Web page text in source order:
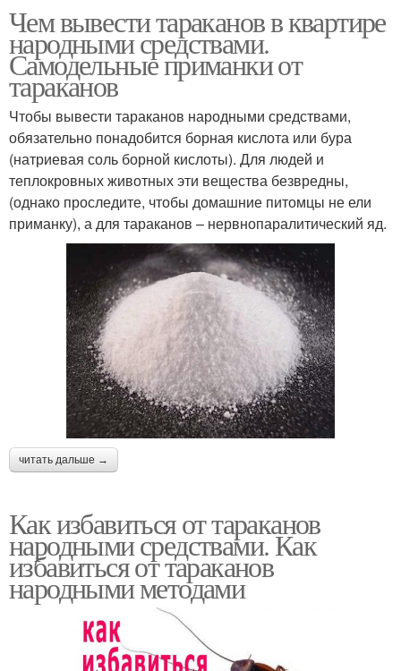
Чем вывести тараканов в квартире
народными средствами.
Самодельные приманки от
тараканов
Чтобы вывести тараканов народными средствами,
обязательно понадобится борная кислота или бура
(натриевая соль борной кислоты). Для людей и
теплокровных животных эти вещества безвредны,
(однако проследите, чтобы домашние питомцы не ели
приманку), а для тараканов – нервнопаралитический яд.
читать дальше →
Как избавиться от тараканов
народными средствами. Как
избавиться от тараканов
народными методами